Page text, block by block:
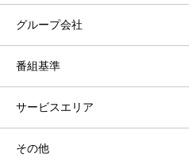
グループ会社
番組基準
サービスエリア
その他